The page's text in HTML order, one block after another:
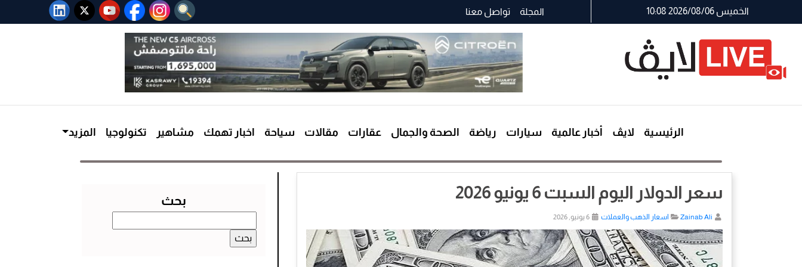
الخميس 2026/08/06 10:08 المجلة تواصل معنا
الرئيسية لايڤ أخبار عالمية سيارات رياضة الصحة والجمال عقارات مقالات سياحة اخبار تهمك مشاهير تكنولوجيا المزيد
سعر الدولار اليوم السبت 6 يونيو 2026
Zainab Ali اسعار الذهب والعملات
بحث
عن: